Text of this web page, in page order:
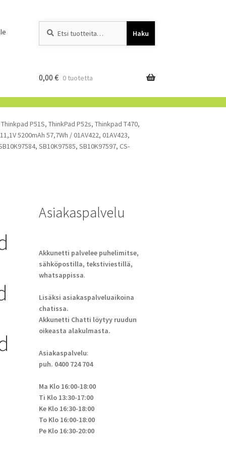
Haku
0,00 € 0 tuotetta
P51S, ThinkPad P52s, Thinkpad T470,
5200mAh 57,7Wh / 01AV422, 01AV423,
SB10K97585, SB10K97597, CS-
Asiakaspalvelu
Akkunetti palvelee puhelimitse,
sähköpostilla, tekstiviestillä,
whatsappissa.
Lisäksi asiakaspalveluaikoina
chatissa.
Akkunetti Chatti löytyy ruudun
oikeasta alakulmasta.
Asiakaspalvelu:
puh. 0400 724 704
Ma Klo 16:00-18:00
Ti Klo 13:30-17:00
Ke Klo 16:30-18:00
To Klo 16:00-18:00
Pe Klo 16:30-20:00